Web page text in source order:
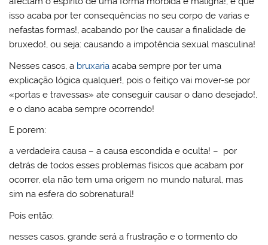
isso acaba por ter consequências no seu corpo de varias e
nefastas formas!, acabando por lhe causar a finalidade de
bruxedo!, ou seja: causando a impotência sexual masculina!
Nesses casos, a bruxaria acaba sempre por ter uma
explicação lógica qualquer!, pois o feitiço vai mover-se por
«portas e travessas» ate conseguir causar o dano desejado!,
e o dano acaba sempre ocorrendo!
E porem:
a verdadeira causa – a causa escondida e oculta! – por
detrás de todos esses problemas físicos que acabam por
ocorrer, ela não tem uma origem no mundo natural, mas
sim na esfera do sobrenatural!
Pois então:
nesses casos, grande será a frustração e o tormento do